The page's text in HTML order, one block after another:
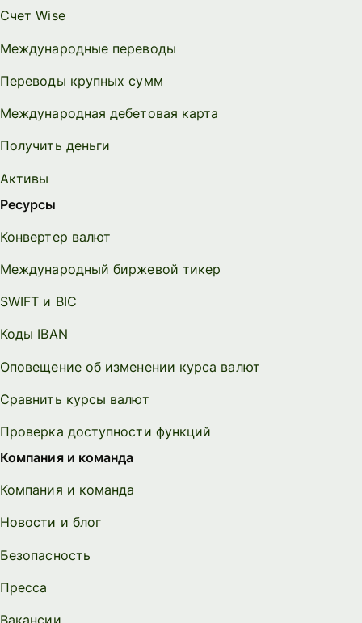
Счет Wise
Международные переводы
Переводы крупных сумм
Международная дебетовая карта
Получить деньги
Активы
Ресурсы
Конвертер валют
Международный биржевой тикер
SWIFT и BIC
Коды IBAN
Оповещение об изменении курса валют
Сравнить курсы валют
Проверка доступности функций
Компания и команда
Компания и команда
Новости и блог
Безопасность
Пресса